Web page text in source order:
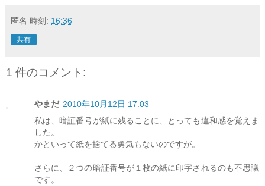
匿名 時刻: 16:36
共有
1 件のコメント:
やまだ 2010年10月12日 17:03
私は、暗証番号が紙に残ることに、とっても違和感を覚えま
した。
かといって紙を捨てる勇気もないのですが。
さらに、２つの暗証番号が１枚の紙に印字されるのも不思議
です。